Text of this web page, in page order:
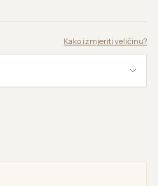
Kako izmjeriti veličinu?